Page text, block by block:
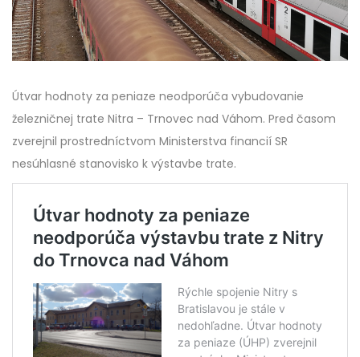
Útvar hodnoty za peniaze neodporúča vybudovanie
železničnej trate Nitra – Trnovec nad Váhom. Pred časom
zverejnil prostredníctvom Ministerstva financií SR
nesúhlasné stanovisko k výstavbe trate.